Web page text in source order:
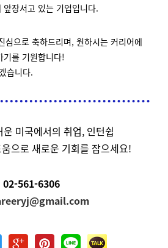
앞장서고 있는 기업입니다.
으로 축하드리며, 원하시는 커리어에
를 기원합니다!
습니다.
미국에서의 취업, 인턴쉽
으로 새로운 기회를 잡으세요!
02-561-6306